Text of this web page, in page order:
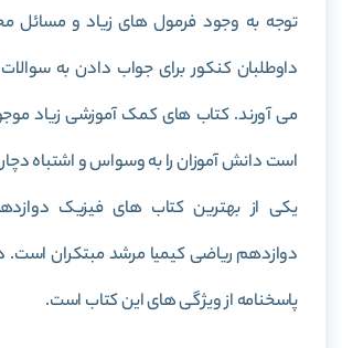
توجه به وجود فرمول های زیاد و مسائل
داوطلبان کنکور برای جواب دادن به
می آورند. کتاب های کمک آموزشی زیاد
است دانش آموزان را به وسواس و اشتباه
یکی از بهترین کتاب های فیزیک
دوازدهم ریاضی کیمیا مرشد مبتکران
پاسخنامه از ویژگی های این کتاب است.